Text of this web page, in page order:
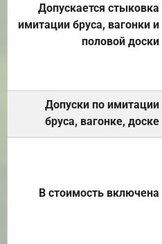
Допускается стыковка
имитации бруса, вагонки и
половой доски
Допуски по имитации
бруса, вагонке, доске
В стоимость включена